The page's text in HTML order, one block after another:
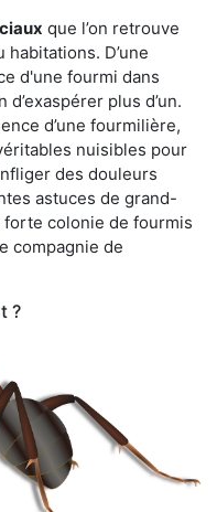
que l’on retrouve
D’une
d'une fourmi dans
plus d’un.
d’une fourmilière,
nuisibles pour
des douleurs
astuces de grand-
colonie de fourmis
compagnie de
?